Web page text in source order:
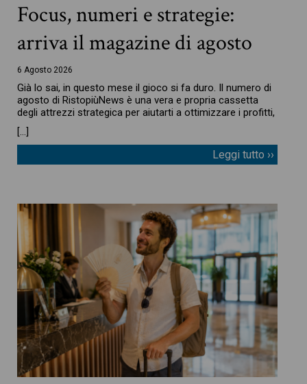
Focus, numeri e strategie:
arriva il magazine di agosto
6 Agosto 2026
Già lo sai, in questo mese il gioco si fa duro. Il numero di
agosto di RistopiùNews è una vera e propria cassetta
degli attrezzi strategica per aiutarti a ottimizzare i profitti,
[…]
Leggi tutto ››